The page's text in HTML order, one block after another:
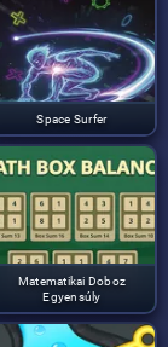
Space Surfer
Matematikai Doboz
Egyensúly